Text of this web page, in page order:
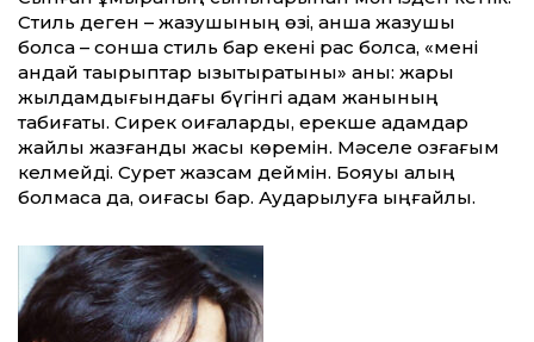
Стиль деген – жазушының өзі, қанша жазушы
болса – сонша стиль бар екені рас болса, «мені
қандай тақырыптар қызықтыратыны» анық: жарық
жылдамдығындағы бүгінгі адам жанының
табиғаты. Сирек оқиғаларды, ер­екше адамдар
жайлы жазғанды жақсы кө­ремін. Мәселе қозғағым
келмейді. Сурет жаз­сам деймін. Бояуы қалың
болмаса да, оқиғасы бар. Аударылуға ыңғайлы.